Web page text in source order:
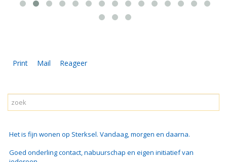
Print Mail Reageer
Het is fijn wonen op Sterksel. Vandaag, morgen en daarna.
Goed onderling contact, nabuurschap en eigen initiatief van